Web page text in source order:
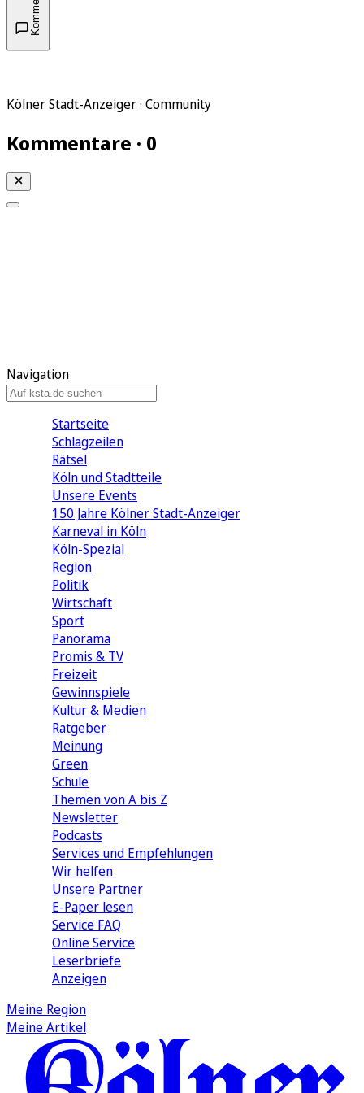
Kölner Stadt-Anzeiger · Community
Kommentare · 0
Navigation
Startseite
Schlagzeilen
Rätsel
Köln und Stadtteile
Unsere Events
150 Jahre Kölner Stadt-Anzeiger
Karneval in Köln
Köln-Spezial
Region
Politik
Wirtschaft
Sport
Panorama
Promis & TV
Freizeit
Gewinnspiele
Kultur & Medien
Ratgeber
Meinung
Green
Schule
Themen von A bis Z
Newsletter
Podcasts
Services und Empfehlungen
Wir helfen
Unsere Partner
E-Paper lesen
Service FAQ
Online Service
Leserbriefe
Anzeigen
Meine Region
Meine Artikel